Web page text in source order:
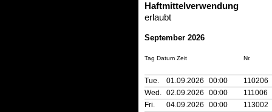
Haftmittelverwendung
erlaubt
September 2026
Tag Datum Zeit Nr.
Tue. 01.09.2026 00:00
110206
Wed. 02.09.2026 00:00
111006
Fri.
04.09.2026 00:00
113002